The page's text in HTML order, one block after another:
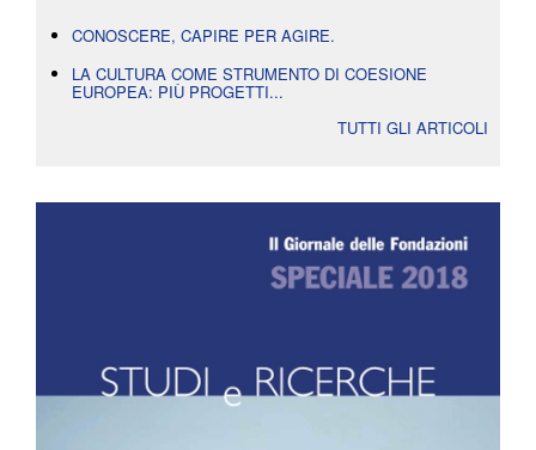
CONOSCERE, CAPIRE PER AGIRE.
LA CULTURA COME STRUMENTO DI COESIONE
EUROPEA: PIÙ PROGETTI...
TUTTI GLI ARTICOLI